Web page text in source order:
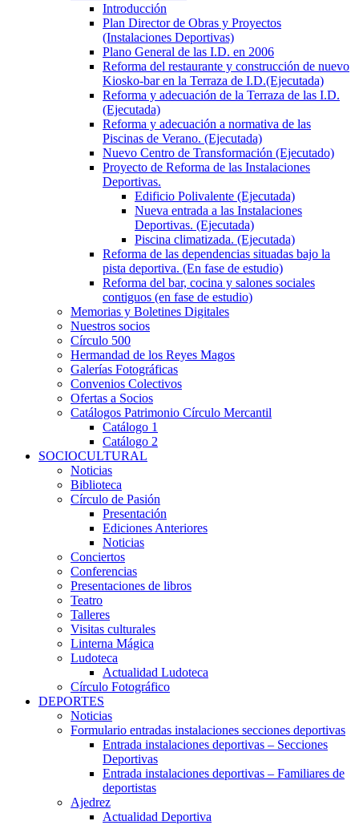
Introducción
Plan Director de Obras y Proyectos
(Instalaciones Deportivas)
Plano General de las I.D. en 2006
Reforma del restaurante y construcción de nuevo
Kiosko-bar en la Terraza de I.D.(Ejecutada)
Reforma y adecuación de la Terraza de las I.D.
(Ejecutada)
Reforma y adecuación a normativa de las
Piscinas de Verano. (Ejecutada)
Nuevo Centro de Transformación (Ejecutado)
Proyecto de Reforma de las Instalaciones
Deportivas.
Edificio Polivalente (Ejecutada)
Nueva entrada a las Instalaciones
Deportivas. (Ejecutada)
Piscina climatizada. (Ejecutada)
Reforma de las dependencias situadas bajo la
pista deportiva. (En fase de estudio)
Reforma del bar, cocina y salones sociales
contiguos (en fase de estudio)
Memorias y Boletines Digitales
Nuestros socios
Círculo 500
Hermandad de los Reyes Magos
Galerías Fotográficas
Convenios Colectivos
Ofertas a Socios
Catálogos Patrimonio Círculo Mercantil
Catálogo 1
Catálogo 2
SOCIOCULTURAL
Noticias
Biblioteca
Círculo de Pasión
Presentación
Ediciones Anteriores
Noticias
Conciertos
Conferencias
Presentaciones de libros
Teatro
Talleres
Visitas culturales
Linterna Mágica
Ludoteca
Actualidad Ludoteca
Círculo Fotográfico
DEPORTES
Noticias
Formulario entradas instalaciones secciones deportivas
Entrada instalaciones deportivas – Secciones
Deportivas
Entrada instalaciones deportivas – Familiares de
deportistas
Ajedrez
Actualidad Deportiva